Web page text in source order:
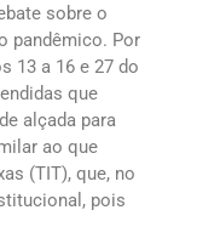
sobre o
pandêmico. Por
13 a 16 e 27 do
que
alçada para
ao que
(TIT), que, no
pois